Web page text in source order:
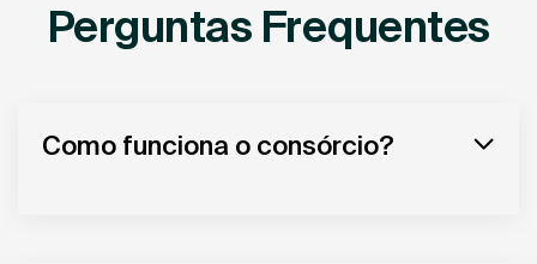
Perguntas Frequentes
Como funciona o consórcio?